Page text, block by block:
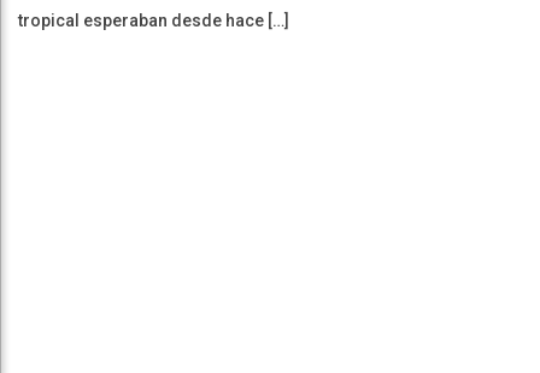
tropical esperaban desde hace […]